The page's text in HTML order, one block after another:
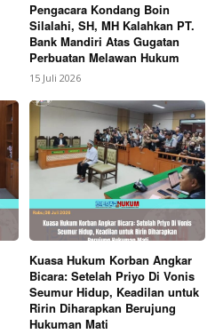
Pengacara Kondang Boin
Silalahi, SH, MH Kalahkan PT.
Bank Mandiri Atas Gugatan
Perbuatan Melawan Hukum
15 Juli 2026
Kuasa Hukum Korban Angkar
Bicara: Setelah Priyo Di Vonis
Seumur Hidup, Keadilan untuk
Ririn Diharapkan Berujung
Hukuman Mati